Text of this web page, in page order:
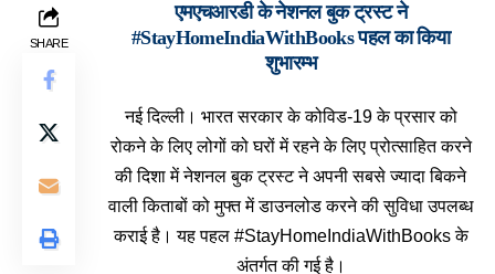
SHARE
एमएचआरडी के नेशनल बुक ट्रस्ट ने
#StayHomeIndiaWithBooks पहल का किया
शुभारम्भ
नई दिल्ली। भारत सरकार के कोविड-19 के प्रसार को
रोकने के लिए लोगों को घरों में रहने के लिए प्रोत्साहित करने
की दिशा मेंनेशनल बुक ट्रस्ट नेअपनी सबसे ज्यादा बिकने
वाली किताबों को मुफ्त में डाउनलोड करने की सुविधा उपलब्ध
कराई है। यह पहल #StayHomeIndiaWithBooks के
अंतर्गत की गई है।